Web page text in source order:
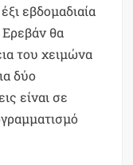
εβδομαδιαία
Ερεβάν θα
του χειμώνα
δύο
είναι σε